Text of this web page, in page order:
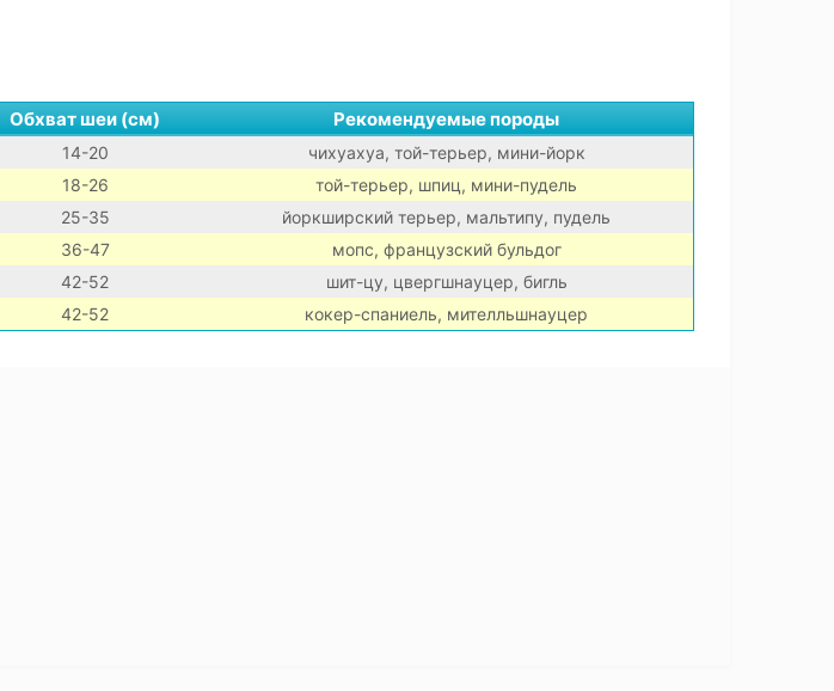
Обхват шеи (см) Рекомендуемые породы
14-20
чихуахуа, той-терьер, мини-йорк
18-26
той-терьер, шпиц, мини-пудель
25-35
йоркширский терьер, мальтипу, пудель
36-47
мопс, французский бульдог
42-52
шит-цу, цвергшнауцер, бигль
42-52 кокер-спаниель, мителльшнауцер